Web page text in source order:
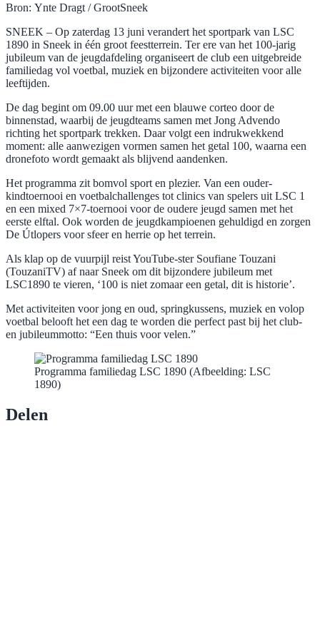
Bron: Ynte Dragt / GrootSneek
SNEEK – Op zaterdag 13 juni verandert het sportpark van LSC
1890 in Sneek in één groot feestterrein. Ter ere van het 100-jarig
jubileum van de jeugdafdeling organiseert de club een uitgebreide
familiedag vol voetbal, muziek en bijzondere activiteiten voor alle
leeftijden.
De dag begint om 09.00 uur met een blauwe corteo door de
binnenstad, waarbij de jeugdteams samen met Jong Advendo
richting het sportpark trekken. Daar volgt een indrukwekkend
moment: alle aanwezigen vormen samen het getal 100, waarna een
dronefoto wordt gemaakt als blijvend aandenken.
Het programma zit bomvol sport en plezier. Van een ouder-
kindtoernooi en voetbalchallenges tot clinics van spelers uit LSC 1
en een mixed 7×7-toernooi voor de oudere jeugd samen met het
eerste elftal. Ook worden de jeugdkampioenen gehuldigd en zorgen
De Útlopers voor sfeer en herrie op het terrein.
Als klap op de vuurpijl reist YouTube-ster Soufiane Touzani
(TouzaniTV) af naar Sneek om dit bijzondere jubileum met
LSC1890 te vieren, ‘100 is niet zomaar een getal, dit is historie’.
Met activiteiten voor jong en oud, springkussens, muziek en volop
voetbal belooft het een dag te worden die perfect past bij het club-
en jubileummotto: “Een thuis voor velen.”
Programma familiedag LSC 1890 (Afbeelding: LSC
1890)
Delen